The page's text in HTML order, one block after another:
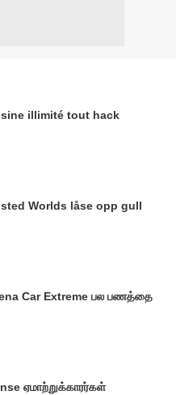
illimité tout hack
Worlds låse opp gull
Car Extreme பல பணத்தை
ஏமாற்றுக்காரர்கள்